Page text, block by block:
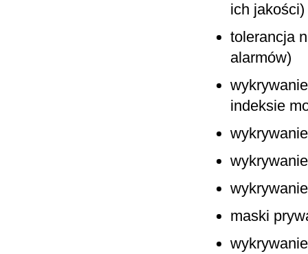
ich jakości)
tolerancja
alarmów)
indeksie
maski